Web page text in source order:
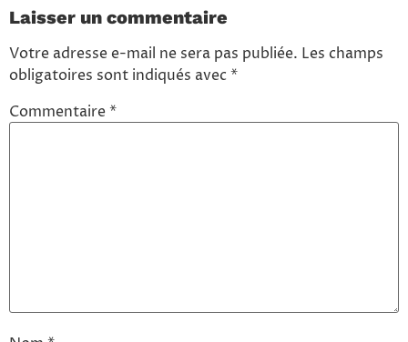
Laisser un commentaire
Votre adresse e-mail ne sera pas publiée. Les champs
obligatoires sont indiqués avec*
Commentaire*